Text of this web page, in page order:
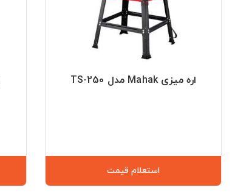
اره میزی Mahak مدل TS-250
استعلام قیمت